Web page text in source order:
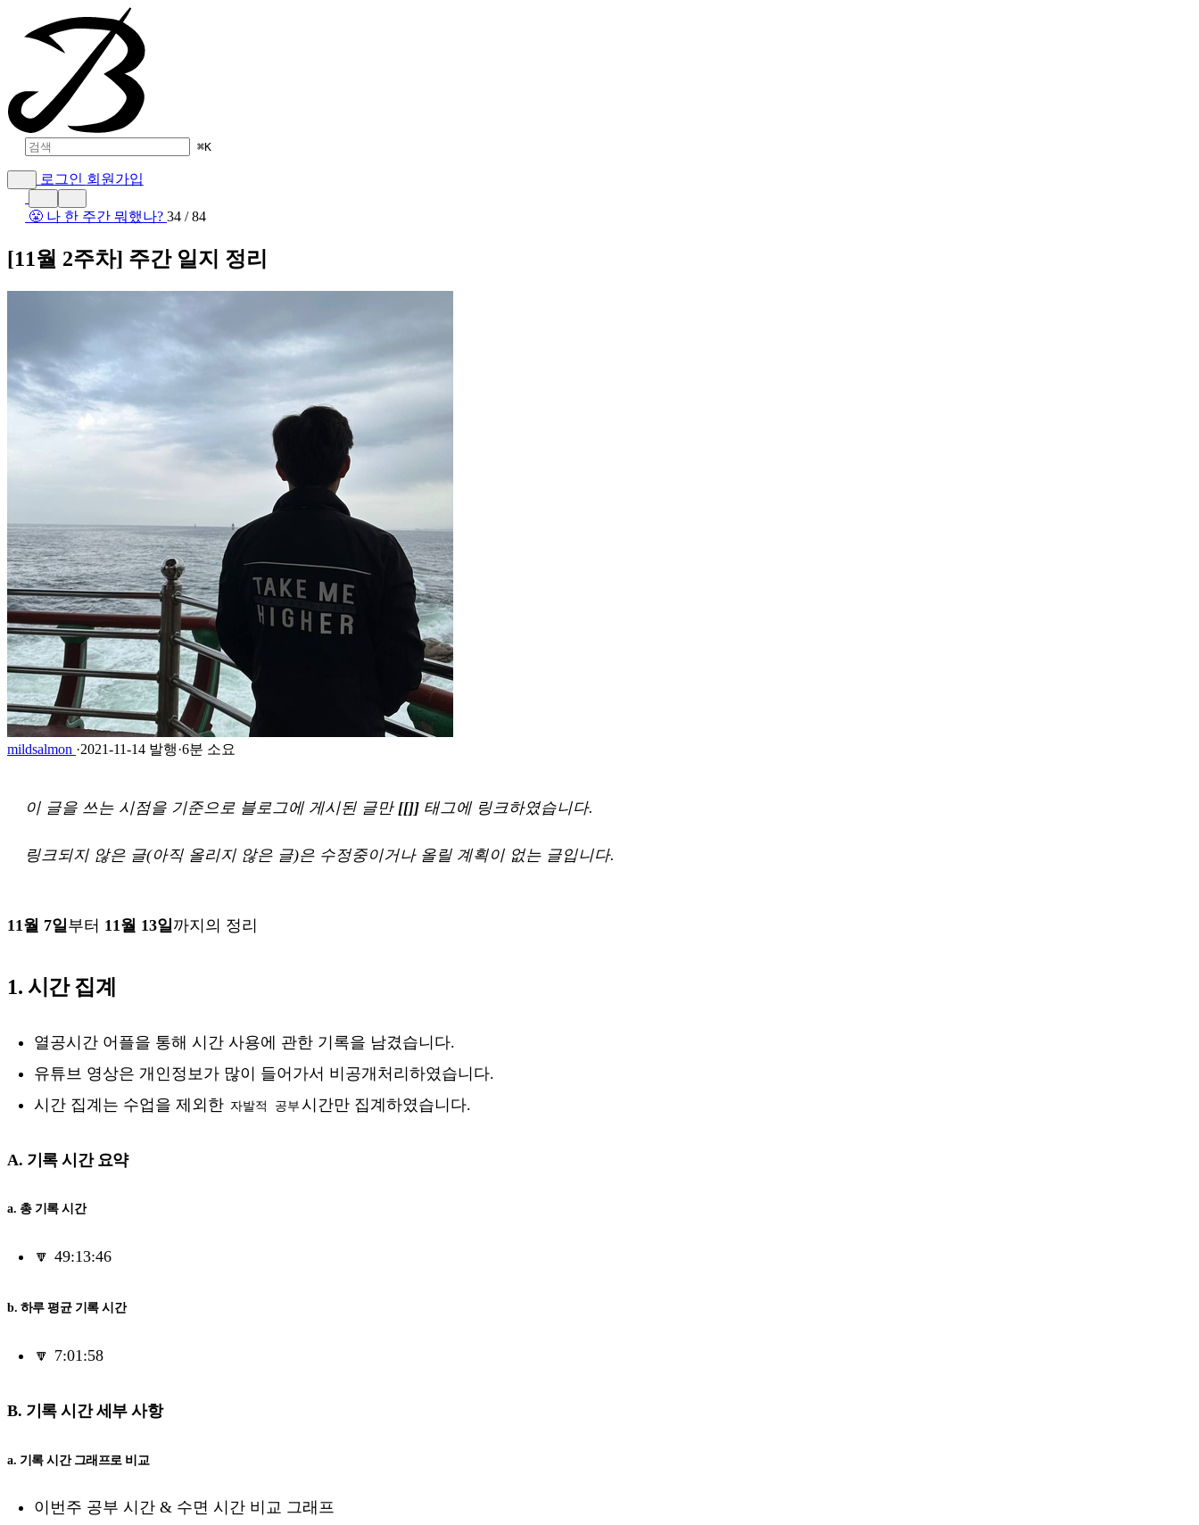
⌘K
로그인 회원가입
😤 나 한 주간 뭐했나? 34 / 84
[11월 2주차] 주간 일지 정리
mildsalmon ·2021-11-14 발행·6분 소요
이 글을 쓰는 시점을 기준으로 블로그에 게시된 글만 [[]] 태그에 링크하였습니다.
링크되지 않은 글(아직 올리지 않은 글)은 수정중이거나 올릴 계획이 없는 글입니다.
11월 7일부터 11월 13일까지의 정리
1. 시간 집계
열공시간 어플을 통해 시간 사용에 관한 기록을 남겼습니다.
유튜브 영상은 개인정보가 많이 들어가서 비공개처리하였습니다.
시간 집계는 수업을 제외한 자발적 공부시간만 집계하였습니다.
A. 기록 시간 요약
a. 총 기록 시간
🔽 49:13:46
b. 하루 평균 기록 시간
🔽 7:01:58
B. 기록 시간 세부 사항
a. 기록 시간 그래프로 비교
이번주 공부 시간 & 수면 시간 비교 그래프